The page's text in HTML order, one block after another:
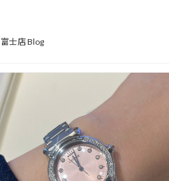
富士店 Blog